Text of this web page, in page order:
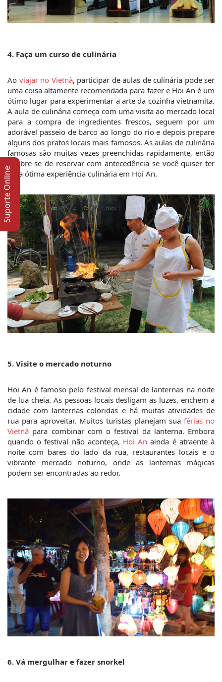
4. Faça um curso de culinária
Ao viajar no Vietnã, participar de aulas de culinária pode ser
uma coisa altamente recomendada para fazer e Hoi An é um
ótimo lugar para experimentar a arte da cozinha vietnamita.
A aula de culinária começa com uma visita ao mercado local
para a compra de ingredientes frescos, seguem por um
adorável passeio de barco ao longo do rio e depois prepare
alguns dos pratos locais mais famosos. As aulas de culinária
famosas são muitas vezes preenchidas rapidamente, então
lembre-se de reservar com antecedência se você quiser ter
uma ótima experiência culinária em Hoi An.
5. Visite o mercado noturno
Hoi An é famoso pelo festival mensal de lanternas na noite
de lua cheia. As pessoas locais desligam as luzes, enchem a
cidade com lanternas coloridas e há muitas atividades de
rua para aproveitar. Muitos turistas planejam sua férias no
Vietnã para combinar com o festival da lanterna. Embora
quando o festival não aconteça, Hoi An ainda é atraente à
noite com bares do lado da rua, restaurantes locais e o
vibrante mercado noturno, onde as lanternas mágicas
podem ser encontradas ao redor.
6. Vá mergulhar e fazer snorkel
Suporte Online